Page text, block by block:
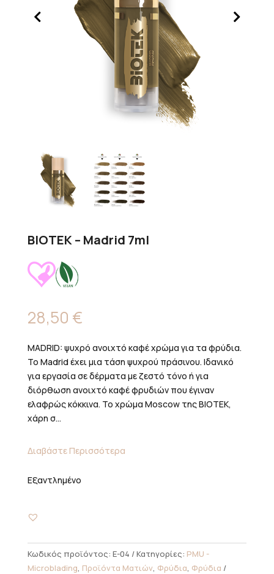
BIOTEK – Madrid 7ml
28,50 €
MADRID: ψυχρό ανοιχτό καφέ χρώμα για τα φρύδια.
Το Madrid έχει μια τάση ψυχρού πράσινου. Ιδανικό
για εργασία σε δέρματα με ζεστό τόνο ή για
διόρθωση ανοιχτό καφέ φρυδιών που έγιναν
ελαφρώς κόκκινα. Το χρώμα Moscow της BIOTEK,
χάρη σ...
Διαβάστε Περισσότερα
Εξαντλημένο
Κωδικός προϊόντος: E-04 Κατηγορίες: PMU -
Microblading Προϊόντα Ματιών, Φρύδια Φρύδια